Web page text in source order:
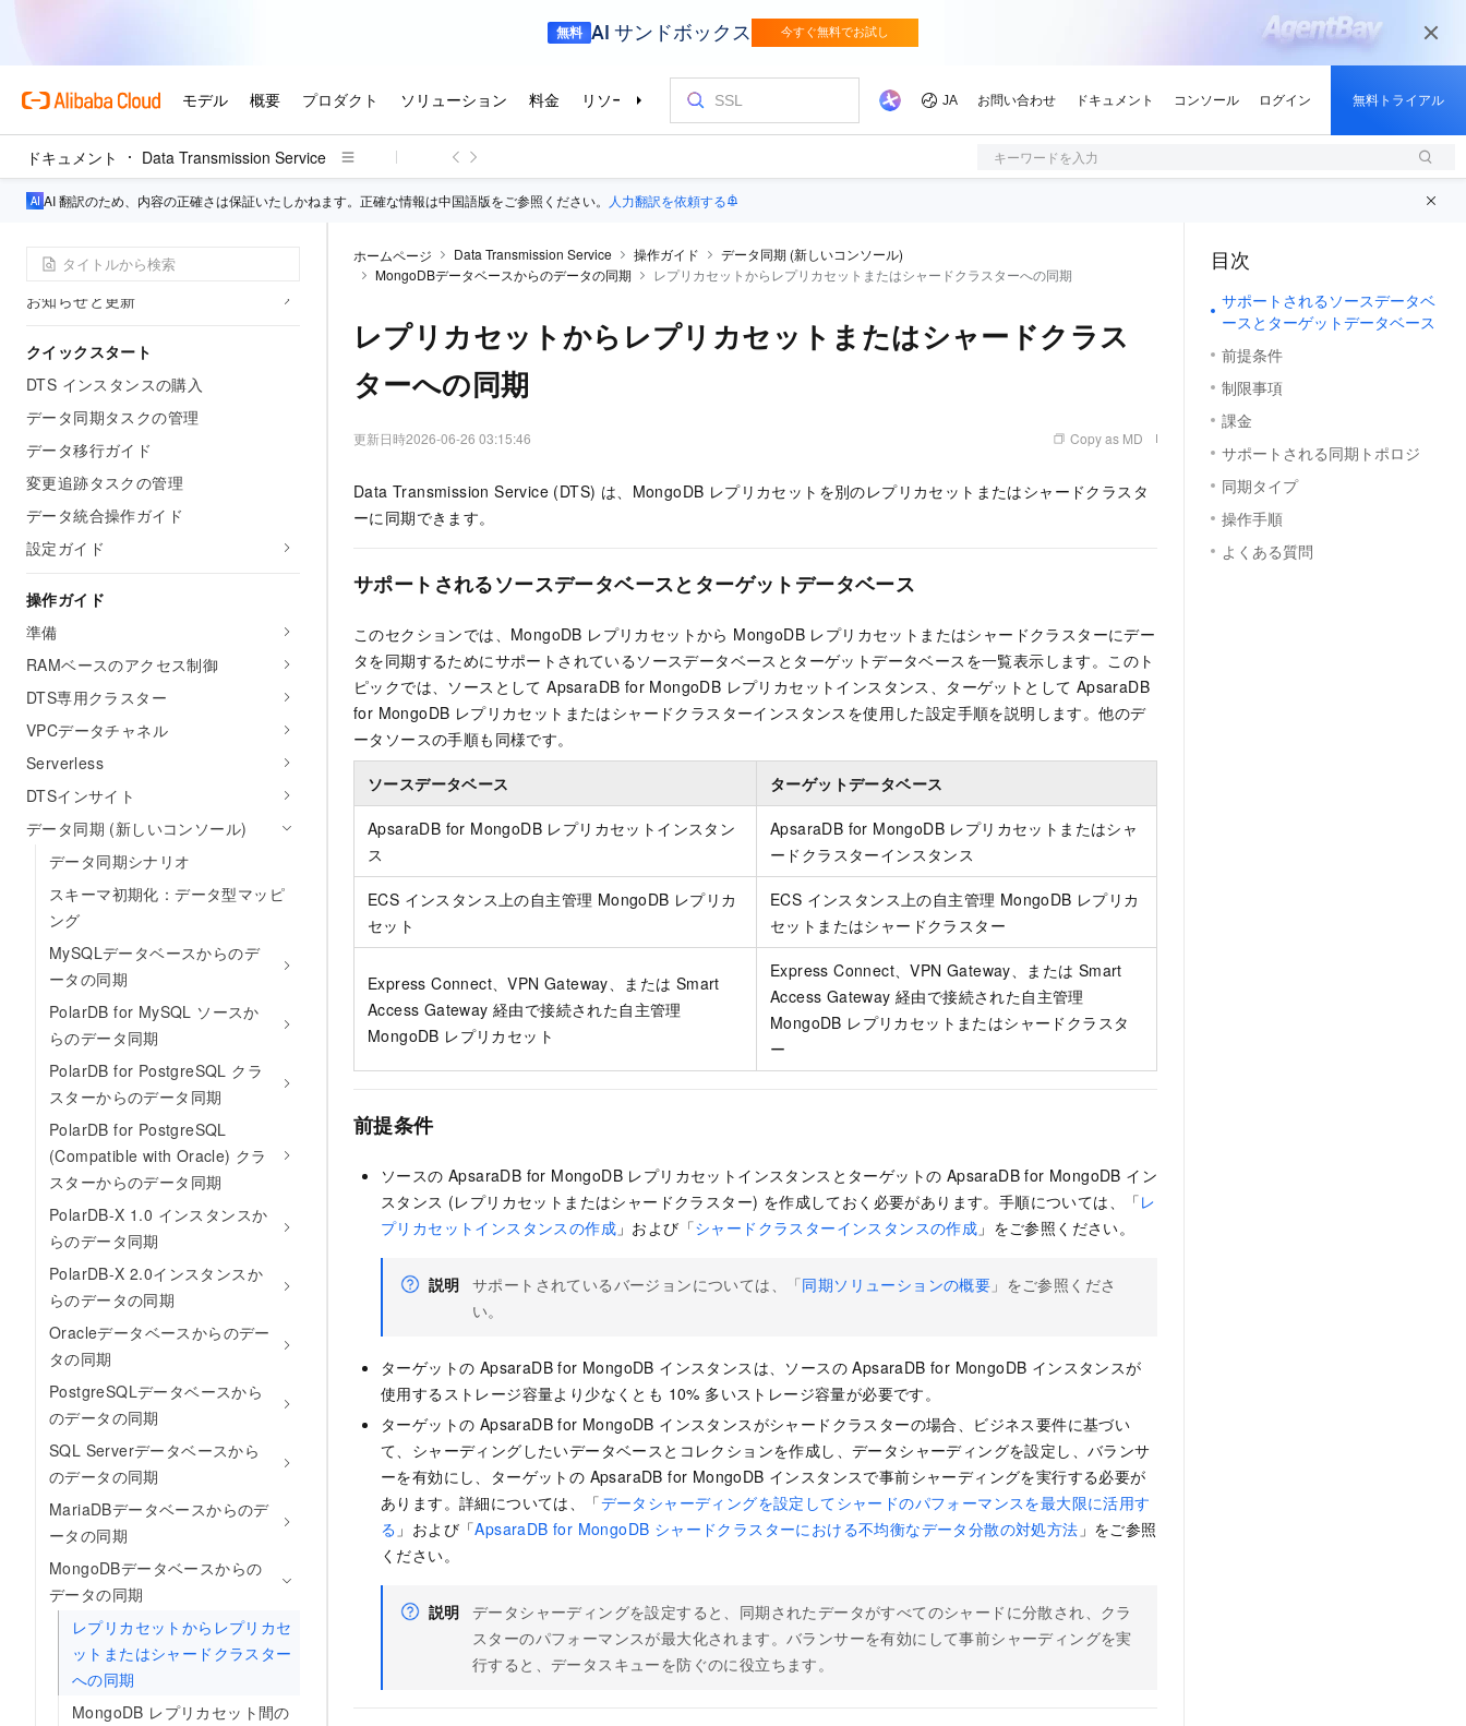
ドキュメント Data Transmission Service キーワードを入力
AI 翻訳のため、内容の正確さは保証いたしかねます。正確な情報は中国語版をご参照ください。 人力翻訳を依頼する
概要
価格
お知らせと更新
クイックスタート
DTS インスタンスの購入
データ同期タスクの管理
データ移行ガイド
変更追跡タスクの管理
データ統合操作ガイド
設定ガイド
操作ガイド
準備
RAMベースのアクセス制御
DTS専用クラスター
VPCデータチャネル
Serverless
DTSインサイト
データ同期 (新しいコンソール)
データ同期シナリオ
スキーマ初期化：データ型マッピ
ング
MySQLデータベースからのデ
ータの同期
PolarDB for MySQL ソースか
らのデータ同期
PolarDB for PostgreSQL クラ
スターからのデータ同期
PolarDB for PostgreSQL
(Compatible with Oracle) クラ
スターからのデータ同期
PolarDB-X 1.0 インスタンスか
らのデータ同期
PolarDB-X 2.0インスタンスか
らのデータの同期
Oracleデータベースからのデー
タの同期
PostgreSQLデータベースから
のデータの同期
SQL Serverデータベースから
のデータの同期
MariaDBデータベースからのデ
ータの同期
MongoDBデータベースからの
データの同期
レプリカセットからレプリカセ
ットまたはシャードクラスター
への同期
MongoDB レプリカセット間の
ホームページ Data Transmission Service 操作ガイド
データ同期 (新しいコンソール)
MongoDBデータベースからのデータの同期
レプリカセットからレプリカセットまたはシャードクラスターへの同期
レプリカセットからレプリカセットまたはシャードクラス
ターへの同期
更新日時2026-06-26 03:15:46 Copy as MD
Data Transmission Service (DTS) は、MongoDB レプリカセットを別のレプリカセットまたはシャードクラスタ
ーに同期できます。
サポートされるソースデータベースとターゲットデータベース
このセクションでは、MongoDB レプリカセットから MongoDB レプリカセットまたはシャードクラスターにデー
タを同期するためにサポートされているソースデータベースとターゲットデータベースを一覧表示します。このト
ピックでは、ソースとしてApsaraDB for MongoDB レプリカセットインスタンス、ターゲットとして ApsaraDB
for MongoDB レプリカセットまたはシャードクラスターインスタンスを使用した設定手順を説明します。他のデ
ータソースの手順も同様です。
ソースデータベース ターゲットデータベース
ApsaraDB for MongoDB レプリカセットインスタン
ス
ApsaraDB for MongoDB レプリカセットまたはシャ
ードクラスターインスタンス
ECS インスタンス上の自主管理 MongoDB レプリカ
セット
ECS インスタンス上の自主管理 MongoDB レプリカ
セットまたはシャードクラスター
Express Connect、VPN Gateway、または Smart
Access Gateway 経由で接続された自主管理
MongoDB レプリカセット
Express Connect、VPN Gateway、または Smart
Access Gateway 経由で接続された自主管理
MongoDB レプリカセットまたはシャードクラスタ
ー
前提条件
ソースの ApsaraDB for MongoDB レプリカセットインスタンスとターゲットの ApsaraDB for MongoDB イン
スタンス (レプリカセットまたはシャードクラスター) を作成しておく必要があります。手順については、「レ
プリカセットインスタンスの作成 」および「シャードクラスターインスタンスの作成 」をご参照ください。
説明 サポートされているバージョンについては、「同期ソリューションの概要 」をご参照くださ
い。
ターゲットの ApsaraDB for MongoDB インスタンスは、ソースのApsaraDB for MongoDB インスタンスが
使用するストレージ容量より少なくとも 10% 多いストレージ容量が必要です。
ターゲットの ApsaraDB for MongoDB インスタンスがシャードクラスターの場合、ビジネス要件に基づい
て、シャーディングしたいデータベースとコレクションを作成し、データシャーディングを設定し、バランサ
ーを有効にし、ターゲットの ApsaraDB for MongoDB インスタンスで事前シャーディングを実行する必要が
あります。詳細については、「データシャーディングを設定してシャードのパフォーマンスを最大限に活用す
る 」および「ApsaraDB for MongoDB シャードクラスターにおける不均衡なデータ分散の対処方法 」をご参照
ください。
説明 データシャーディングを設定すると、同期されたデータがすべてのシャードに分散され、クラ
スターのパフォーマンスが最大化されます。バランサーを有効にして事前シャーディングを実
行すると、データスキューを防ぐのに役立ちます。
目次
サポートされるソースデータベ
ースとターゲットデータベース
前提条件
制限事項
課金
サポートされる同期トポロジ
同期タイプ
操作手順
よくある質問